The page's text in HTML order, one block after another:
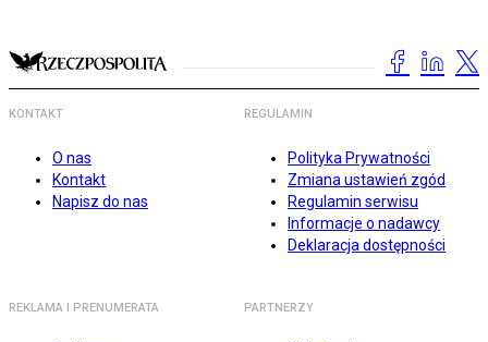
KONTAKT
O nas
Kontakt
Napisz do nas
REGULAMIN
Polityka Prywatności
Zmiana ustawień zgód
Regulamin serwisu
Informacje o nadawcy
Deklaracja dostępności
REKLAMA I PRENUMERATA PARTNERZY